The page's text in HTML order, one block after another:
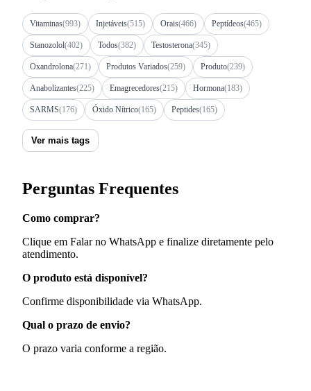
Vitaminas(993) Injetáveis(515) Orais(466) Peptídeos(465)
Stanozolol(402) Todos(382) Testosterona(345)
Oxandrolona(271) Produtos Variados(259) Produto(239)
Anabolizantes(225) Emagrecedores(215) Hormona(183)
SARMS(176) Óxido Nítrico(165) Peptides(165)
Ver mais tags
Perguntas Frequentes
Como comprar?
Clique em Falar no WhatsApp e finalize diretamente pelo
atendimento.
O produto está disponível?
Confirme disponibilidade via WhatsApp.
Qual o prazo de envio?
O prazo varia conforme a região.